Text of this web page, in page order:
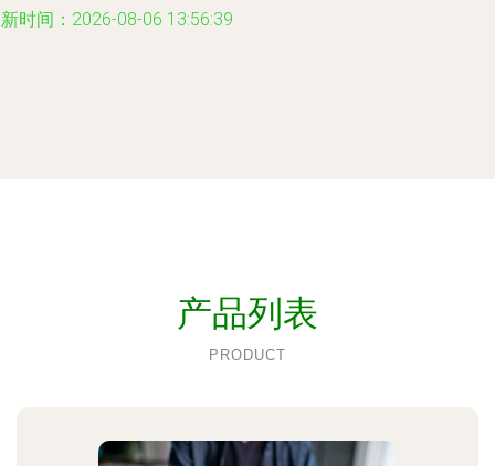
时间：2026-08-06 13:56:39
产品列表
PRODUCT